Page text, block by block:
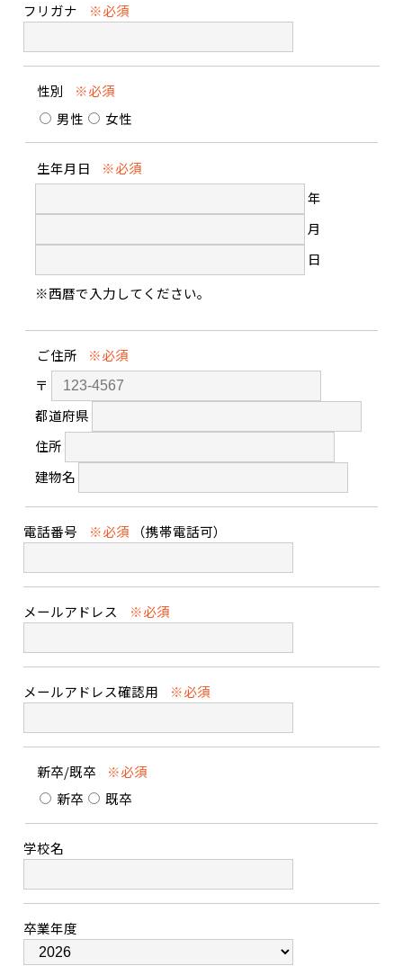
フリガナ ※必須
性別
※必須
男性
女性
生年月日
※必須
年
月
日
※西暦で入力してください。
ご住所
※必須
〒
都道府県
住所
建物名
電話番号 ※必須 （携帯電話可）
メールアドレス ※必須
メールアドレス確認用 ※必須
新卒/既卒
※必須
新卒
既卒
学校名
卒業年度